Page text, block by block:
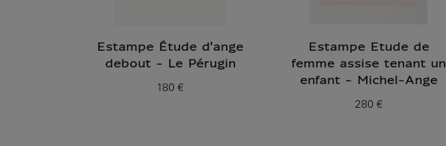
Estampe Étude d'ange
debout - Le Pérugin
Prix ​​actuel
180 €
Estampe Etude de
femme assise tenant un
enfant - Michel-Ange
Prix ​​actuel
280 €